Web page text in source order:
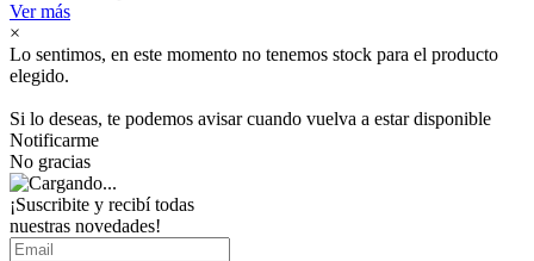
Ver más
×
Lo sentimos, en este momento no tenemos stock para el producto
elegido.
Si lo deseas, te podemos avisar cuando vuelva a estar disponible
Notificarme
No gracias
¡Suscribite y recibí todas
nuestras novedades!